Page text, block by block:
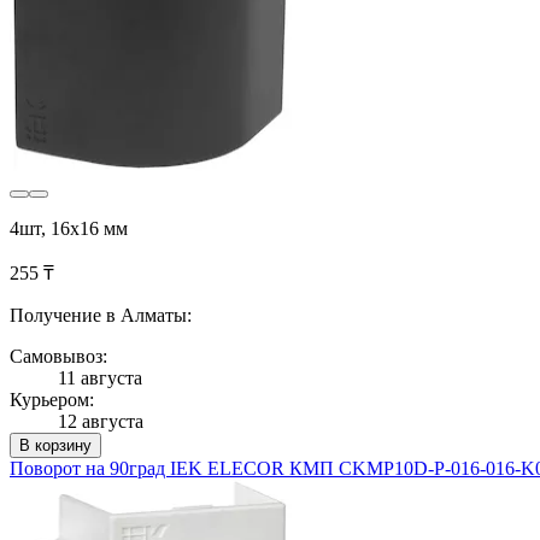
4шт, 16х16 мм
255 ₸
Получение в Алматы:
Самовывоз:
11 августа
Курьером:
12 августа
В корзину
Поворот на 90град IEK ELECOR КМП CKMP10D-P-016-016-